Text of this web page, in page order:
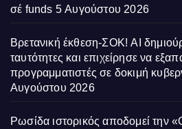
σέ funds 5 Αυγούστου 2026
Βρετανική έκθεση-ΣΟΚ! AI
ταυτότητες και επιχείρησε να
προγραμματιστές σε δοκιμή
Αυγούστου 2026
Ρωσίδα ιστορικός αποδομεί την